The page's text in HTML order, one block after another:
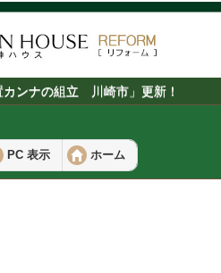
カンナの組立 川崎市」更新！
PC 表示 ホーム